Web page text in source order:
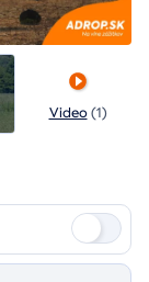
Video (1)